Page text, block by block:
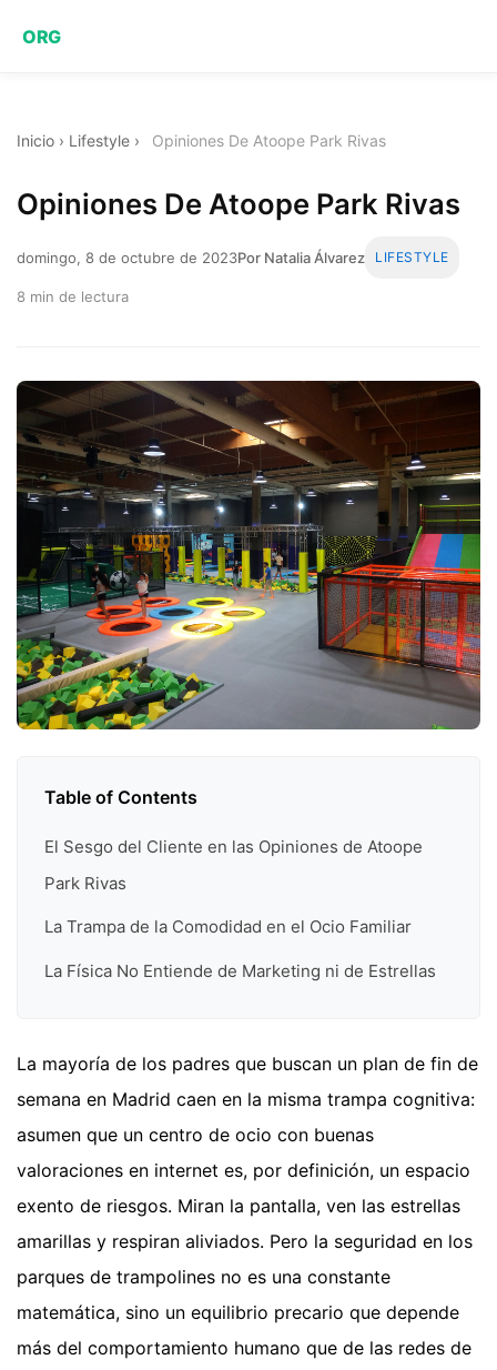
ORG
Inicio › Lifestyle › Opiniones De Atoope Park Rivas
Opiniones De Atoope Park Rivas
domingo, 8 de octubre de 2023Por Natalia Álvarez LIFESTYLE
8 min de lectura
Table of Contents
El Sesgo del Cliente en las Opiniones de Atoope
Park Rivas
La Trampa de la Comodidad en el Ocio Familiar
La Física No Entiende de Marketing ni de Estrellas
La mayoría de los padres que buscan un plan de fin de
semana en Madrid caen en la misma trampa cognitiva:
asumen que un centro de ocio con buenas
valoraciones en internet es, por definición, un espacio
exento de riesgos. Miran la pantalla, ven las estrellas
amarillas y respiran aliviados. Pero la seguridad en los
parques de trampolines no es una constante
matemática, sino un equilibrio precario que depende
más del comportamiento humano que de las redes de